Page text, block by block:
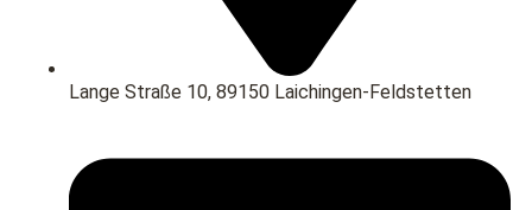
Lange Straße 10, 89150 Laichingen-Feldstetten